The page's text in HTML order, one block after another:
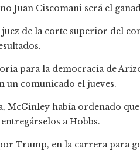
Juan Ciscomani será el
de la corte superior del
para la democracia de
un comunicado el jueves.
McGinley había ordenado
a Hobbs.
Trump, en la carrera para